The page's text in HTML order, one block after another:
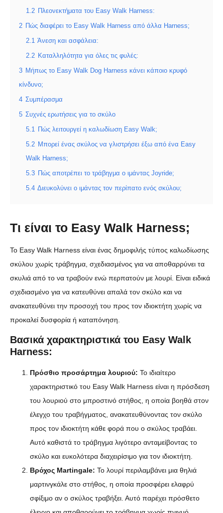
1.2 Πλεονεκτήματα του Easy Walk Harness:
2 Πώς διαφέρει το Easy Walk Harness από άλλα Harness;
2.1 Άνεση και ασφάλεια:
2.2 Καταλληλότητα για όλες τις φυλές:
3 Μήπως το Easy Walk Dog Harness κάνει κάποιο κρυφό
κίνδυνο;
4 Συμπέρασμα
5 Συχνές ερωτήσεις για το σκύλο
5.1 Πώς λειτουργεί η καλωδίωση Easy Walk;
5.2 Μπορεί ένας σκύλος να γλιστρήσει έξω από ένα Easy
Walk Harness;
5.3 Πώς αποτρέπει το τράβηγμα ο ιμάντας Joyride;
5.4 Διευκολύνει ο ιμάντας τον περίπατο ενός σκύλου;
Τι είναι το Easy Walk Harness;
Το Easy Walk Harness είναι ένας δημοφιλής τύπος καλωδίωσης
σκύλου χωρίς τράβηγμα, σχεδιασμένος για να αποθαρρύνει τα
σκυλιά από το να τραβούν ενώ περπατούν με λουρί. Είναι ειδικά
σχεδιασμένο για να κατευθύνει απαλά τον σκύλο και να
ανακατευθύνει την προσοχή του προς τον ιδιοκτήτη χωρίς να
προκαλεί δυσφορία ή καταπόνηση.
Βασικά χαρακτηριστικά του Easy Walk
Harness:
Πρόσθιο προσάρτημα λουριού: Το ιδιαίτερο
χαρακτηριστικό του Easy Walk Harness είναι η πρόσδεση
του λουριού στο μπροστινό στήθος, η οποία βοηθά στον
έλεγχο του τραβήγματος, ανακατευθύνοντας τον σκύλο
προς τον ιδιοκτήτη κάθε φορά που ο σκύλος τραβάει.
Αυτό καθιστά το τράβηγμα λιγότερο ανταμείβοντας το
σκύλο και ευκολότερα διαχειρίσιμο για τον ιδιοκτήτη.
Βρόχος Martingale: Το λουρί περιλαμβάνει μια θηλιά
μαρτινγκάλε στο στήθος, η οποία προσφέρει ελαφρύ
σφίξιμο αν ο σκύλος τραβήξει. Αυτό παρέχει πρόσθετο